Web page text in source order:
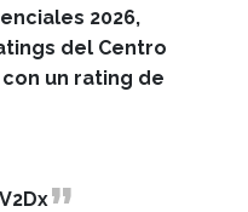
2026,
del Centro
un rating de